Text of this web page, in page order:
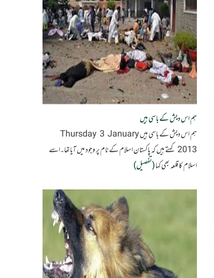
ہم اس دیش کے باسی ہیں
ہم اس دیش کے باسی ہیں Thursday 3 January
2013 کہتے ہیں کہ پاکستان اسلام کے نام پر وجود میں آیاتھا۔اسے
اسلام کا قلعہ بھی کہا(تفصیل)